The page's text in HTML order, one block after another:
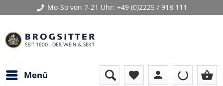
Mo-So von 7-21 Uhr: +49 (0)2225 / 918 111
Menü favorite person shopping_basket